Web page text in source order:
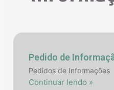
Pedido de
Pedidos de Informações
Continuar lendo »